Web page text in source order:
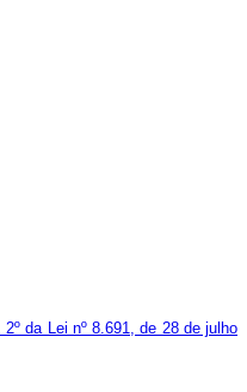
2º da Lei nº 8.691, de 28 de julho